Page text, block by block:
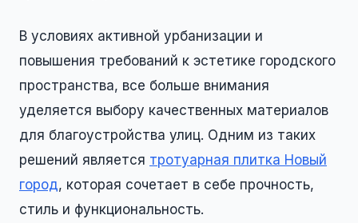
В условиях активной урбанизации и
повышения требований к эстетике городского
пространства, все больше внимания
уделяется выбору качественных материалов
для благоустройства улиц. Одним из таких
решений является тротуарная плитка Новый
город, которая сочетает в себе прочность,
стиль и функциональность.